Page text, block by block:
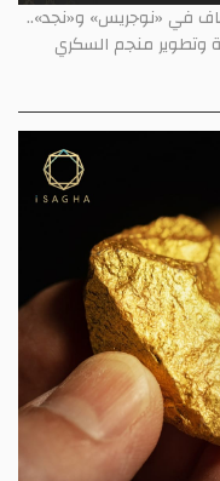
في «نوجريس» و«نجد»..